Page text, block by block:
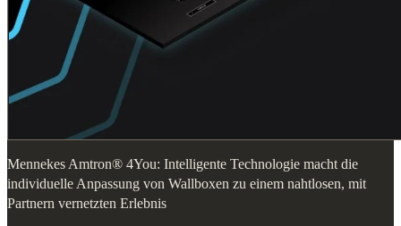
Mennekes Amtron® 4You: Intelligente Technologie macht die
individuelle Anpassung von Wallboxen zu einem nahtlosen, mit
Partnern vernetzten Erlebnis